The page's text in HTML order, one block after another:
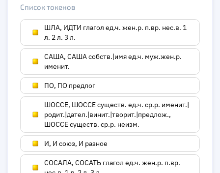
Список токенов
ШЛА, ИДТИ глагол ед.ч. жен.р. п.вр. нес.в. 1
л. 2 л. 3 л.
САША, САША собств.|имя ед.ч. муж.жен.р.
именит.
ПО, ПО предлог
ШОССЕ, ШОССЕ существ. ед.ч. ср.р. именит.|
родит.|дател.|винит.|творит.|предлож.,
ШОССЕ существ. ср.р. неизм.
И, И союз, И разное
СОСАЛА, СОСАТЬ глагол ед.ч. жен.р. п.вр.